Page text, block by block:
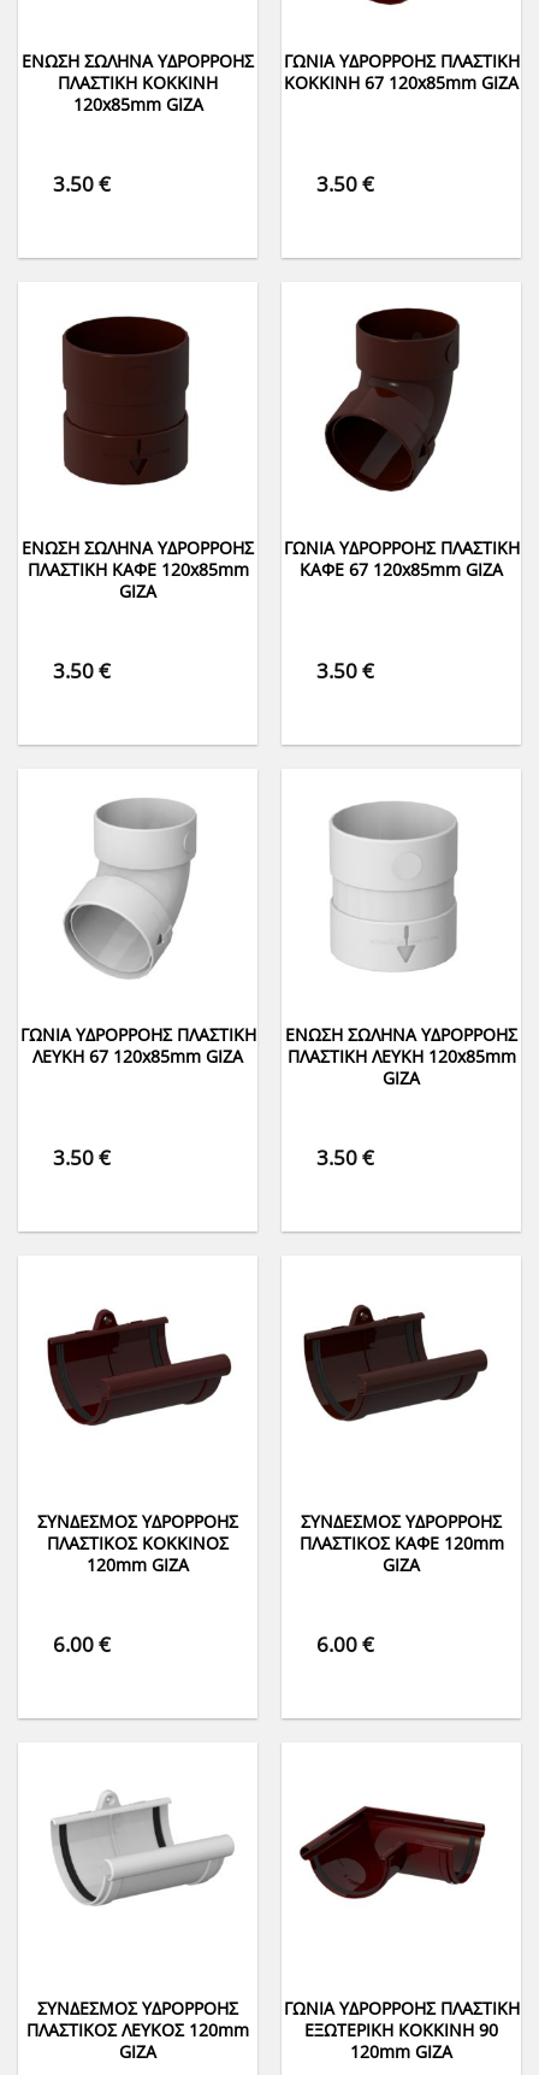
ΕΝΩΣΗ ΣΩΛΗΝΑ ΥΔΡΟΡΡΟΗΣ
ΠΛΑΣΤΙΚΗ ΚΟΚΚΙΝΗ
120x85mm GIZA
3.50€
ΓΩΝΙΑ ΥΔΡΟΡΡΟΗΣ ΠΛΑΣΤΙΚΗ
ΚΟΚΚΙΝΗ 67 120x85mm GIZA
3.50€
ΕΝΩΣΗ ΣΩΛΗΝΑ ΥΔΡΟΡΡΟΗΣ
ΠΛΑΣΤΙΚΗ ΚΑΦΕ 120x85mm
GIZA
3.50€
ΓΩΝΙΑ ΥΔΡΟΡΡΟΗΣ ΠΛΑΣΤΙΚΗ
ΚΑΦΕ 67 120x85mm GIZA
3.50€
ΓΩΝΙΑ ΥΔΡΟΡΡΟΗΣ ΠΛΑΣΤΙΚΗ
ΛΕΥΚΗ 67 120x85mm GIZA
3.50€
ΕΝΩΣΗ ΣΩΛΗΝΑ ΥΔΡΟΡΡΟΗΣ
ΠΛΑΣΤΙΚΗ ΛΕΥΚΗ 120x85mm
GIZA
3.50€
ΣΥΝΔΕΣΜΟΣ ΥΔΡΟΡΡΟΗΣ
ΠΛΑΣΤΙΚΟΣ ΚΟΚΚΙΝΟΣ
120mm GIZA
6.00€
ΣΥΝΔΕΣΜΟΣ ΥΔΡΟΡΡΟΗΣ
ΠΛΑΣΤΙΚΟΣ ΚΑΦΕ 120mm
GIZA
6.00€
ΣΥΝΔΕΣΜΟΣ ΥΔΡΟΡΡΟΗΣ
ΠΛΑΣΤΙΚΟΣ ΛΕΥΚΟΣ 120mm
GIZA
ΓΩΝΙΑ ΥΔΡΟΡΡΟΗΣ ΠΛΑΣΤΙΚΗ
ΕΞΩΤΕΡΙΚΗ ΚΟΚΚΙΝΗ 90
120mm GIZA